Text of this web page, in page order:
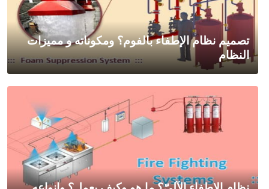
تصميم نظام الإطفاء بالفوم؟ ومكوناته و مميزات
النظام